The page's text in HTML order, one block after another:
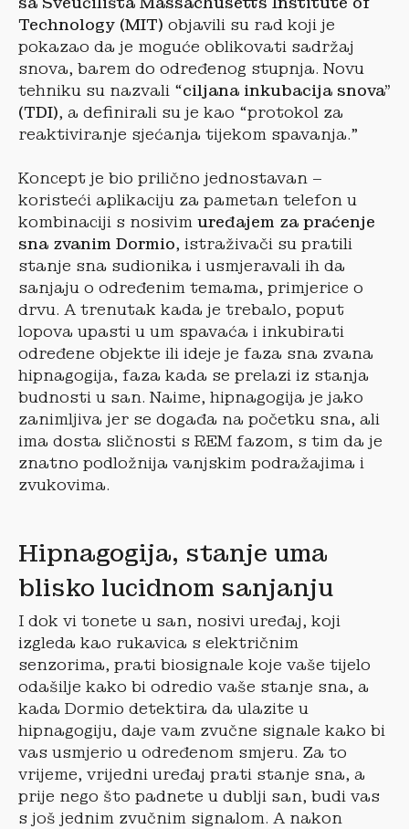
Technology (MIT) objavili su rad koji je
pokazao da je moguće oblikovati sadržaj
snova, barem do određenog stupnja. Novu
tehniku su nazvali “ciljana inkubacija snova”
(TDI), a definirali su je kao “protokol za
reaktiviranje sjećanja tijekom spavanja.”
Koncept je bio prilično jednostavan –
koristeći aplikaciju za pametan telefon u
kombinaciji s nosivim uređajem za praćenje
sna zvanim Dormio, istraživači su pratili
stanje sna sudionika i usmjeravali ih da
sanjaju o određenim temama, primjerice o
drvu. A trenutak kada je trebalo, poput
lopova upasti u um spavaća i inkubirati
određene objekte ili ideje je faza sna zvana
hipnagogija, faza kada se prelazi iz stanja
budnosti u san. Naime, hipnagogija je jako
zanimljiva jer se događa na početku sna, ali
ima dosta sličnosti s REM fazom, s tim da je
znatno podložnija vanjskim podražajima i
zvukovima.
Hipnagogija, stanje uma
blisko lucidnom sanjanju
I dok vi tonete u san, nosivi uređaj, koji
izgleda kao rukavica s električnim
senzorima, prati biosignale koje vaše tijelo
odašilje kako bi odredio vaše stanje sna, a
kada Dormio detektira da ulazite u
hipnagogiju, daje vam zvučne signale kako bi
vas usmjerio u određenom smjeru. Za to
vrijeme, vrijedni uređaj prati stanje sna, a
prije nego što padnete u dublji san, budi vas
s još jednim zvučnim signalom. A nakon